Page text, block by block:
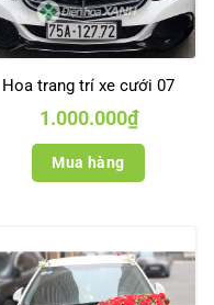
Hoa trang trí xe cưới 07
1.000.000₫
Mua hàng